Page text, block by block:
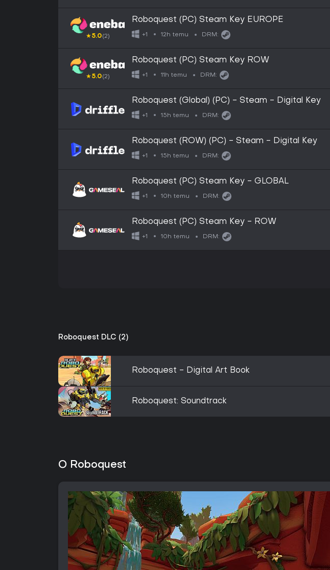
★5.0(2)
Roboquest (PC) Steam Key EUROPE
+1 12h temu DRM:
★5.0(2)
Roboquest (PC) Steam Key ROW
+1 11h temu DRM:
Roboquest (Global) (PC) - Steam - Digital Key
+1 15h temu DRM:
Roboquest (ROW) (PC) - Steam - Digital Key
+1 15h temu DRM:
Roboquest (PC) Steam Key - GLOBAL
+1 10h temu DRM:
Roboquest (PC) Steam Key - ROW
+1 10h temu DRM:
Roboquest DLC (2)
Roboquest - Digital Art Book
Roboquest: Soundtrack
O Roboquest